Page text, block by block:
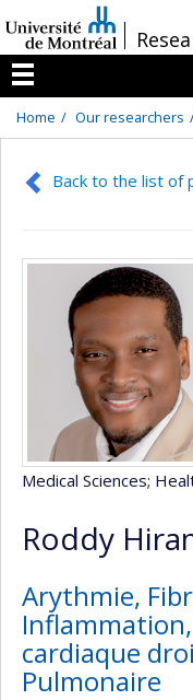
au
contenu
/
Menu
Home Our researchers
Back to the list of
Medical Sciences;
Roddy
Arythmie,
cardiaque
Pulmonaire